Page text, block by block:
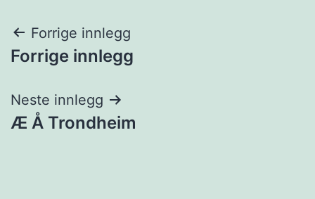
Innleggsnavigasjon
Forrige innlegg
Forrige innlegg
Neste innlegg
Æ Å Trondheim